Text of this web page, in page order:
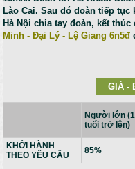
Lào Cai. Sau đó đoàn tiếp tục
Hà Nội chia tay đoàn, kết thúc
Minh - Đại Lý - Lệ Giang 6n5đ
GIÁ -
Người lớn
tuổi trở lên)
KHỞI HÀNH
THEO YÊU CẦU
85%